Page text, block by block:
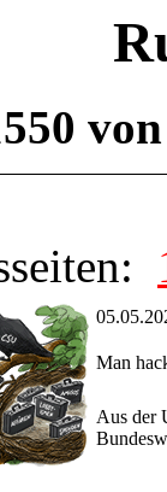
Man
Aus der